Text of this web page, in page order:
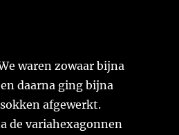
waren zowaar bijna
daarna ging bijna
afgewerkt.
de variahexagonnen